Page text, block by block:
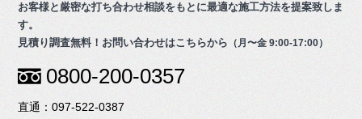
お客様と厳密な打ち合わせ相談をもとに最適な施工方法を提案致しま
す。
見積り調査無料！お問い合わせはこちらから （月〜金 9:00-17:00）
0800-200-0357
097-522-0387